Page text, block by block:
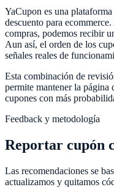
YaCupon es una
descuento para
compras, podemos recibir
Aun así, el orden de los
señales reales de
Esta combinación de
permite mantener la página
cupones con más
Feedback y metodología
Reportar cupón
Las recomendaciones se
actualizamos y quitamos